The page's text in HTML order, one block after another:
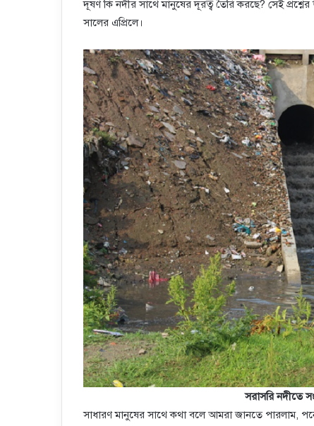
দূষণ কি নদীর সাথে মানুষের দূরত্ব তৈরি করছে? সেই
সালের এপ্রিলে।
সরাসরি নদীতে
সাধারণ মানুষের সাথে কথা বলে আমরা জানতে পারলাম,